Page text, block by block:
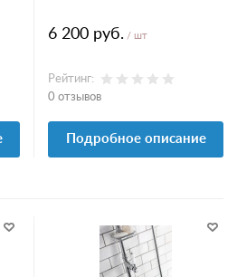
6 200 руб. / шт
Рейтинг:
0 отзывов
Подробное описание